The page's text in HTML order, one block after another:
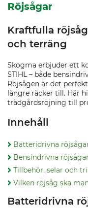
Röjsågar
Kraftfulla
och terräng
Skogma erbjuder ett
STIHL – både
Röjsågen är det
längre räcker till. Här
trädgårdsröjning till
Innehåll
Batteridrivna
Bensindrivna röjsågar
Tillbehör, selar och
Vilken röjsåg ska
Batteridrivna